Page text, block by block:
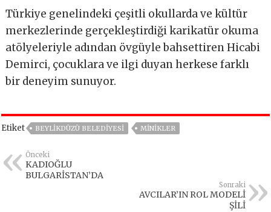
Türkiye genelindeki çeşitli okullarda ve kültür
merkezlerinde gerçekleştirdiği karikatür okuma
atölyeleriyle adından övgüyle bahsettiren Hicabi
Demirci, çocuklara ve ilgi duyan herkese farklı
bir deneyim sunuyor.
Etiket BEYLIKDÜZÜ BELEDIYESI MİNİKLER
Önceki
KADIOĞLU
BULGARİSTAN’DA
Sonraki
AVCILAR’IN ROL MODELİ
ŞİLİ